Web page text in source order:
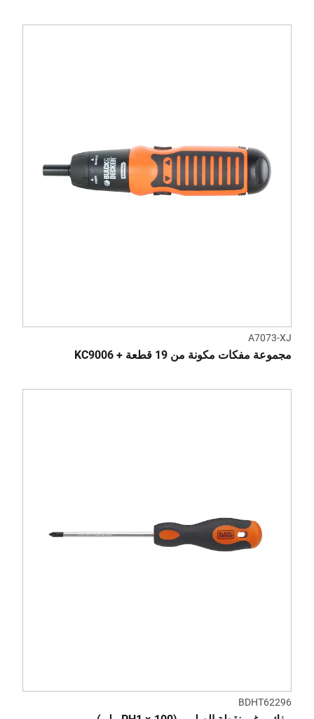
A7073-XJ
مجموعة مفكات مكونة من 19 قطعة + KC9006
BDHT62296